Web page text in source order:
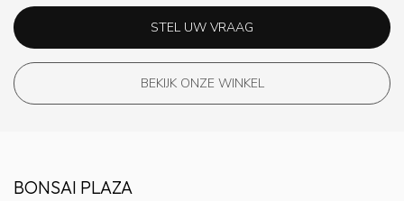
STEL UW VRAAG
BEKIJK ONZE WINKEL
BONSAI PLAZA